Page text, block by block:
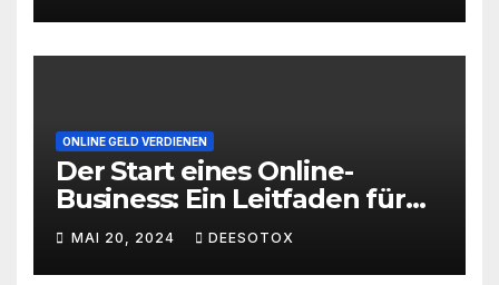
ONLINE GELD VERDIENEN
Der Start eines Online-
Business: Ein Leitfaden für
den erfolgreichen Einstieg
MAI 20, 2024 DEESOTOX